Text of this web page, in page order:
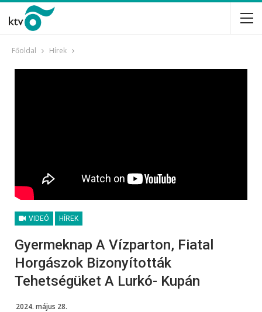
Főoldal Hírek
VIDEÓ HÍREK
Gyermeknap A Vízparton, Fiatal
Horgászok Bizonyították
Tehetségüket A Lurkó- Kupán
2024. május 28.